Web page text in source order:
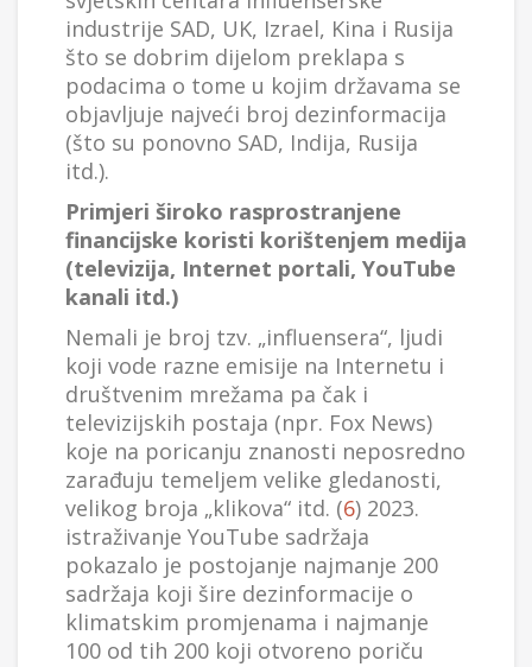
industrije SAD, UK, Izrael, Kina i Rusija
što se dobrim dijelom preklapa s
podacima o tome u kojim državama se
objavljuje najveći broj dezinformacija
(što su ponovno SAD, Indija, Rusija
itd.).
Primjeri široko rasprostranjene
financijske koristi korištenjem medija
(televizija, Internet portali, YouTube
kanali itd.)
Nemali je broj tzv. „influensera“, ljudi
koji vode razne emisije na Internetu i
društvenim mrežama pa čak i
televizijskih postaja (npr. Fox News)
koje na poricanju znanosti neposredno
zarađuju temeljem velike gledanosti,
velikog broja „klikova“ itd. (6) 2023.
istraživanje YouTube sadržaja
pokazalo je postojanje najmanje 200
sadržaja koji šire dezinformacije o
klimatskim promjenama i najmanje
100 od tih 200 koji otvoreno poriču